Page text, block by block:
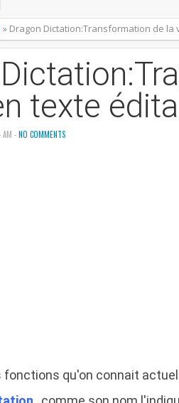
» Dragon Dictation:Transformation de
texte
AM -NO COMMENTS
fonctions qu'on connait